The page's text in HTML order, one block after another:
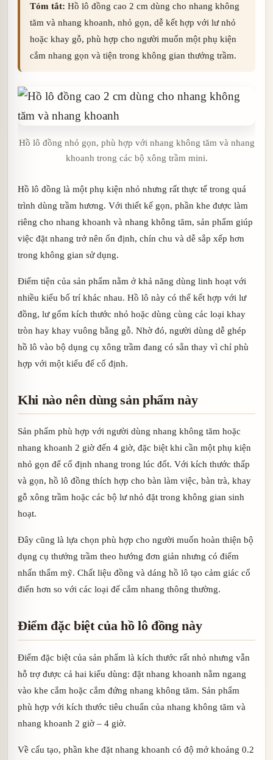
Tóm tắt: Hồ lô đồng cao 2 cm dùng cho nhang không
tăm và nhang khoanh, nhỏ gọn, dễ kết hợp với lư nhỏ
hoặc khay gỗ, phù hợp cho người muốn một phụ kiện
cắm nhang gọn và tiện trong không gian thưởng trầm.
Hồ lô đồng nhỏ gọn, phù hợp với nhang không tăm và nhang
khoanh trong các bộ xông trầm mini.
Hồ lô đồng là một phụ kiện nhỏ nhưng rất thực tế trong quá
trình dùng trầm hương. Với thiết kế gọn, phần khe được làm
riêng cho nhang khoanh và nhang không tăm, sản phẩm giúp
việc đặt nhang trở nên ổn định, chỉn chu và dễ sắp xếp hơn
trong không gian sử dụng.
Điểm tiện của sản phẩm nằm ở khả năng dùng linh hoạt với
nhiều kiểu bố trí khác nhau. Hồ lô này có thể kết hợp với lư
đồng, lư gốm kích thước nhỏ hoặc dùng cùng các loại khay
tròn hay khay vuông bằng gỗ. Nhờ đó, người dùng dễ ghép
hồ lô vào bộ dụng cụ xông trầm đang có sẵn thay vì chỉ phù
hợp với một kiểu đế cố định.
Khi nào nên dùng sản phẩm này
Sản phẩm phù hợp với người dùng nhang không tăm hoặc
nhang khoanh 2 giờ đến 4 giờ, đặc biệt khi cần một phụ kiện
nhỏ gọn để cố định nhang trong lúc đốt. Với kích thước thấp
và gọn, hồ lô đồng thích hợp cho bàn làm việc, bàn trà, khay
gỗ xông trầm hoặc các bộ lư nhỏ đặt trong không gian sinh
hoạt.
Đây cũng là lựa chọn phù hợp cho người muốn hoàn thiện bộ
dụng cụ thưởng trầm theo hướng đơn giản nhưng có điểm
nhấn thẩm mỹ. Chất liệu đồng và dáng hồ lô tạo cảm giác cổ
điển hơn so với các loại đế cắm nhang thông thường.
Điểm đặc biệt của hồ lô đồng này
Điểm đặc biệt của sản phẩm là kích thước rất nhỏ nhưng vẫn
hỗ trợ được cả hai kiểu dùng: đặt nhang khoanh nằm ngang
vào khe cắm hoặc cắm đứng nhang không tăm. Sản phẩm
phù hợp với kích thước tiêu chuẩn của nhang không tăm và
nhang khoanh 2 giờ – 4 giờ.
Về cấu tạo, phần khe đặt nhang khoanh có độ mở khoảng 0.2